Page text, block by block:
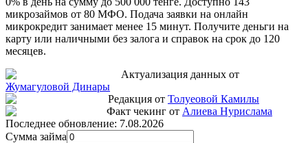
микрозаймов от 80 МФО. Подача заявки на онлайн
микрокредит занимает менее 15 минут. Получите деньги на
карту или наличными без залога и справок на срок до 120
месяцев.
Актуализация данных от
Жумагуловой Динары
Редакция от Толуеовой Камилы
Факт чекинг от Алиева Нурислама
Последнее обновление: 7.08.2026
Сумма займа